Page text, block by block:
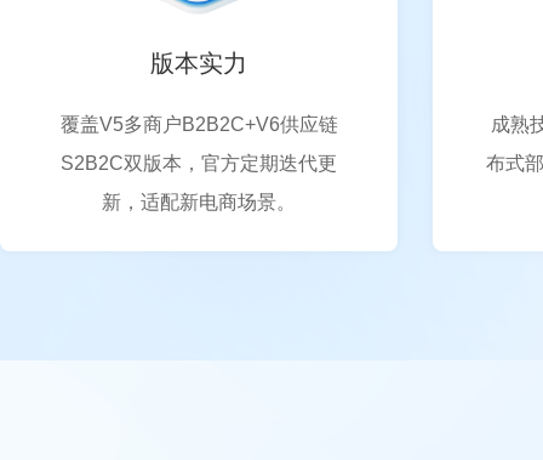
版本实力
覆盖V5多商户B2B2C+V6供应链
S2B2C双版本，官方定期迭代更
新，适配新电商场景。
成熟
布式